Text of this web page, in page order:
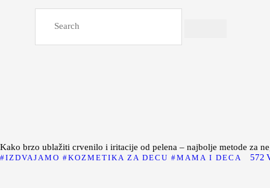
Kako brzo ublažiti crvenilo i iritacije od pelena – najbolje metode za
IZDVAJAMO KOZMETIKA ZA DECU MAMA I DECA 572